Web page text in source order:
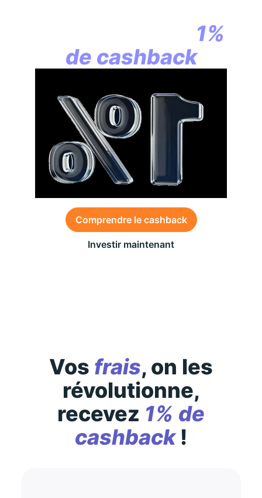
1%
de cashback
Comprendre le cashback
Investir maintenant
Vos frais, on les
révolutionne,
recevez 1% de
cashback!